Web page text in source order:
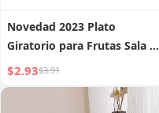
Novedad 2023 Plato
Giratorio para Frutas Sala de
Estar Hogar Plato de Frutas
de Entrada de Alta Gama
Caja de Snacks Estante para
$2.93$3.91